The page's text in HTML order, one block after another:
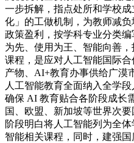
一步拆解，指点处所和学校
化」的工做机制，为教师减
政策盈利，按学科专业分类
为先、使用为王、智能向善
课程，是应对人工智能国际
产物、AI+教育办事供给广漠
人工智能教育全面纳入全学
确保 AI 教育贴合各阶段成长
国、欧盟、新加坡等世界次
阶段明白将人工智能列为全
智能相关课程，同时，建强